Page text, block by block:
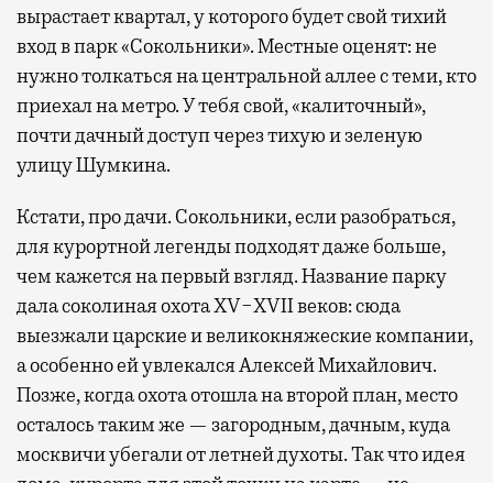
вырастает квартал, у которого будет свой тихий
вход в парк «Сокольники». Местные оценят: не
нужно толкаться на центральной аллее с теми, кто
приехал на метро. У тебя свой, «калиточный»,
почти дачный доступ через тихую и зеленую
улицу Шумкина.
Кстати, про дачи. Сокольники, если разобраться,
для курортной легенды подходят даже больше,
чем кажется на первый взгляд. Название парку
дала соколиная охота XV−XVII веков: сюда
выезжали царские и великокняжеские компании,
а особенно ей увлекался Алексей Михайлович.
Позже, когда охота отошла на второй план, место
осталось таким же — загородным, дачным, куда
москвичи убегали от летней духоты. Так что идея